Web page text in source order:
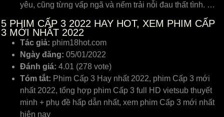
yêu, cũng từng vấp ngã và nếm trải nỗi đau thất tình. …
5 PHIM CẤP 3 2022 HAY HOT, XEM PHIM CẤP
3 MỚI NHẤT 2022
Tác giả: phim18hot.com
Ngày đăng: 05/01/2022
Đánh giá: 4.01 (278 vote)
Tóm tắt: Phim Cấp 3 Hay nhất 2022, phim Cấp 3 mới
nhất 2022, tổng hợp phim Cấp 3 full HD vietsub thuyết
minh + phụ đề hấp dẫn nhất, xem phim Cấp 3 mới nhất
hiện nay